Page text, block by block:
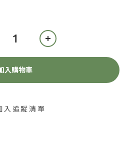
入購物車
入追蹤清單